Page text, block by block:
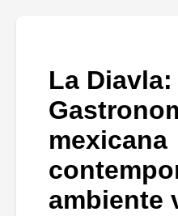
La Diavla:
mexicana
ambiente